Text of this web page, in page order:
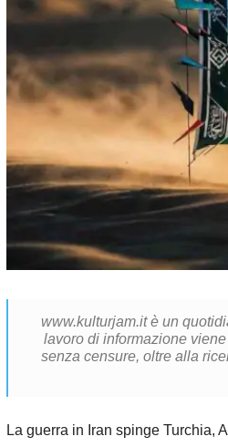
www.kulturjam.it è un
lavoro di informazione
senza censure, oltre alla
La guerra in Iran spinge Turchia,